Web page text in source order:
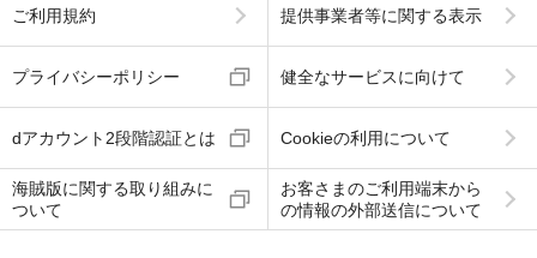
ご利用規約 提供事業者等に関する表示
プライバシーポリシー 健全なサービスに向けて
dアカウント2段階認証とは Cookieの利用について
海賊版に関する取り組みに
ついて
お客さまのご利用端末から
の情報の外部送信について